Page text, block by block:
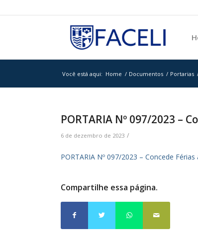
Você está aqui: Home / Documentos / Portarias
PORTARIA Nº 097/2023 –
6 de dezembro de 2023 /
PORTARIA Nº 097/2023 – Concede
Compartilhe essa página.